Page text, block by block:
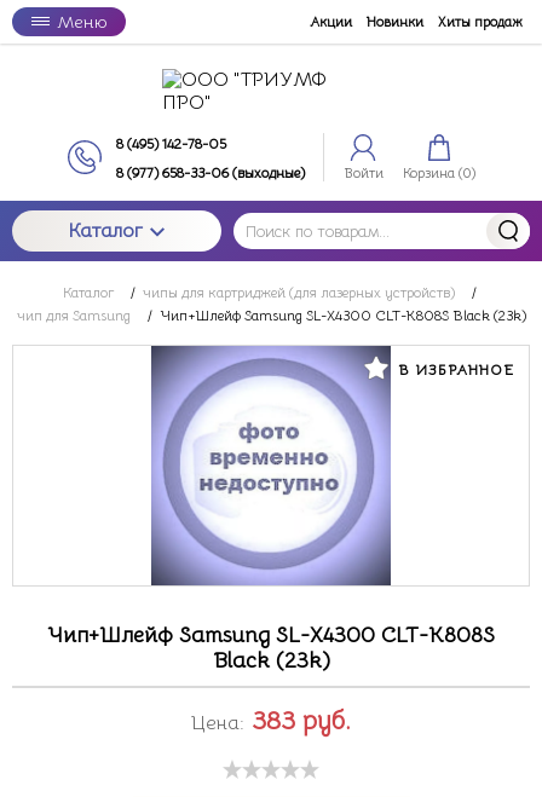
Меню Акции Новинки Хиты продаж
8 (495) 142-78-05
8 (977) 658-33-06 (выходные)
Войти Корзина (0)
Каталог
Каталог / чипы для картриджей (для лазерных устройств)
/
чип для Samsung
/ Чип+Шлейф Samsung SL-X4300 CLT-K808S Black (23k)
В ИЗБРАННОЕ
Чип+Шлейф Samsung SL-X4300 CLT-K808S
Black (23k)
Цена: 383 руб.